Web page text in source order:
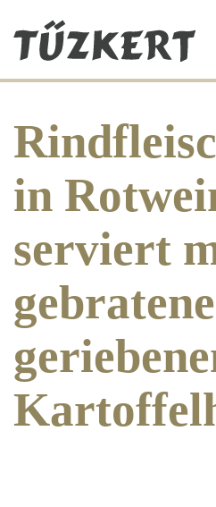
étlap
idegenvezetőknek
kapcsolat
in
serviert